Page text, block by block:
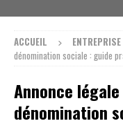
ACCUEIL ENTREPRISE
dénomination sociale : guide
Annonce
dénomination